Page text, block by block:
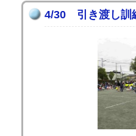
4/30 引き渡し